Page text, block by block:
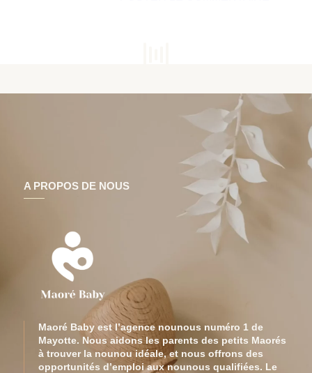
A PROPOS DE NOUS
Maoré Baby est l’agence nounous numéro 1 de
Mayotte. Nous aidons les parents des petits Maorés
à trouver la nounou idéale, et nous offrons des
opportunités d’emploi aux nounous qualifiées. Le